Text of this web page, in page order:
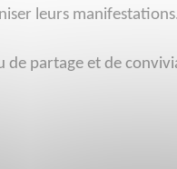
leurs
de partage et de